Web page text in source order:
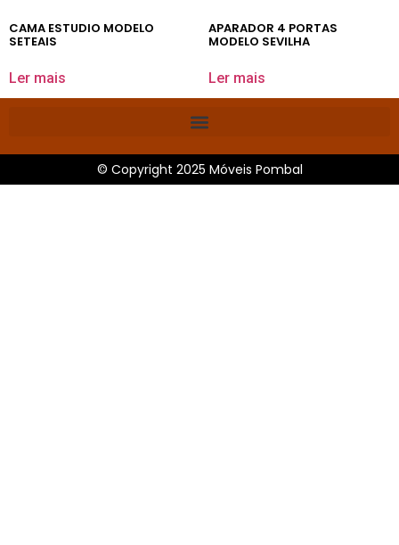
CAMA ESTUDIO MODELO
SETEAIS
Ler mais
APARADOR 4 PORTAS
MODELO SEVILHA
Ler mais
© Copyright 2025 Móveis Pombal